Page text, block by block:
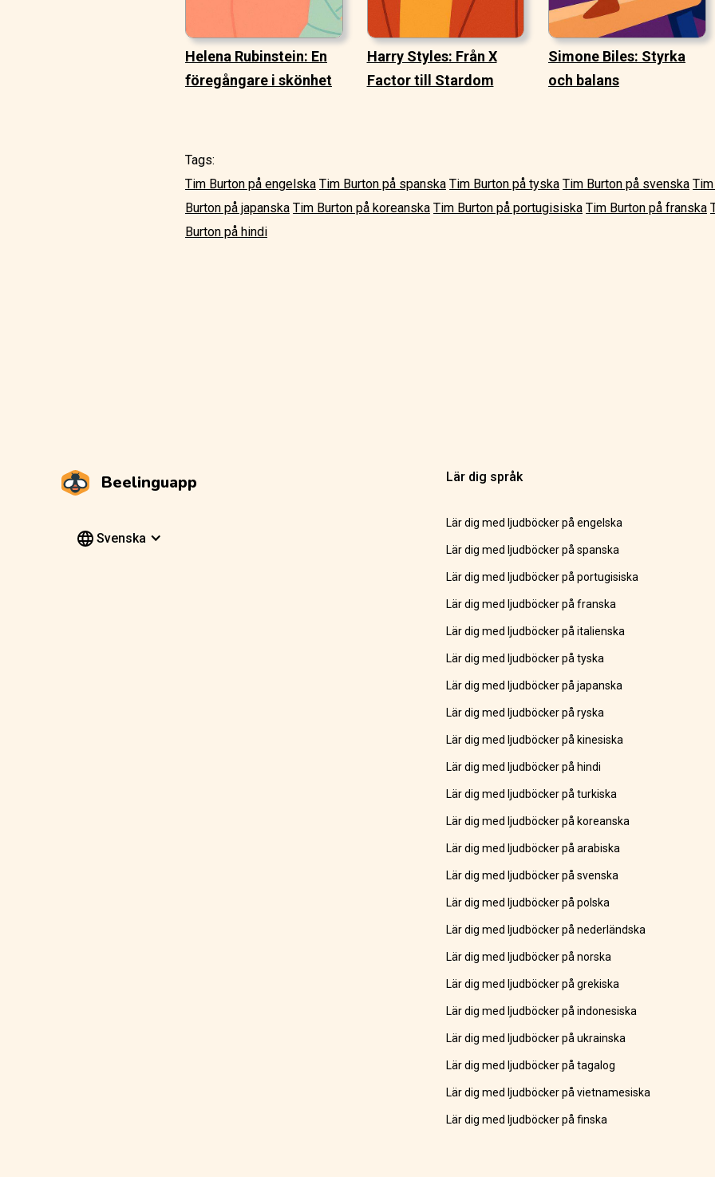
Helena Rubinstein: En
föregångare i skönhet
Harry Styles: Från X
Factor till Stardom
Simone Biles: Styrka
och balans
Tags:
Tim Burton på engelska Tim Burton på spanska Tim Burton på tyska Tim Burton på svenska
Burton på japanska Tim Burton på koreanska Tim Burton på portugisiska Tim Burton på franska
Burton på hindi
Beelinguapp
Svenska
Lär dig språk
Lär dig med ljudböcker på engelska
Lär dig med ljudböcker på spanska
Lär dig med ljudböcker på portugisiska
Lär dig med ljudböcker på franska
Lär dig med ljudböcker på italienska
Lär dig med ljudböcker på tyska
Lär dig med ljudböcker på japanska
Lär dig med ljudböcker på ryska
Lär dig med ljudböcker på kinesiska
Lär dig med ljudböcker på hindi
Lär dig med ljudböcker på turkiska
Lär dig med ljudböcker på koreanska
Lär dig med ljudböcker på arabiska
Lär dig med ljudböcker på svenska
Lär dig med ljudböcker på polska
Lär dig med ljudböcker på nederländska
Lär dig med ljudböcker på norska
Lär dig med ljudböcker på grekiska
Lär dig med ljudböcker på indonesiska
Lär dig med ljudböcker på ukrainska
Lär dig med ljudböcker på tagalog
Lär dig med ljudböcker på vietnamesiska
Lär dig med ljudböcker på finska